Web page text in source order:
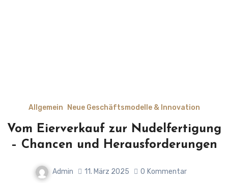
Allgemein Neue Geschäftsmodelle & Innovation
Vom Eierverkauf zur Nudelfertigung
– Chancen und Herausforderungen
Admin 11. März 2025 0 Kommentar